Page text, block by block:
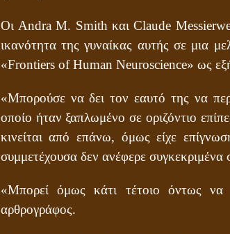
Οι Andra M. Smith και Claude
ικανότητα της γυναίκας αυτής σε μια
«Frontiers of Human Neuroscience» ως
«Μπορούσε να δει τον εαυτό της να
οποίο ήταν ξαπλωμένο σε οριζόντιο
κινείται από επάνω, όμως είχε
συμμετέχουσα δεν ανέφερε
«Μπορεί όμως κάτι τέτοιο όντως να
αρθρογράφος.